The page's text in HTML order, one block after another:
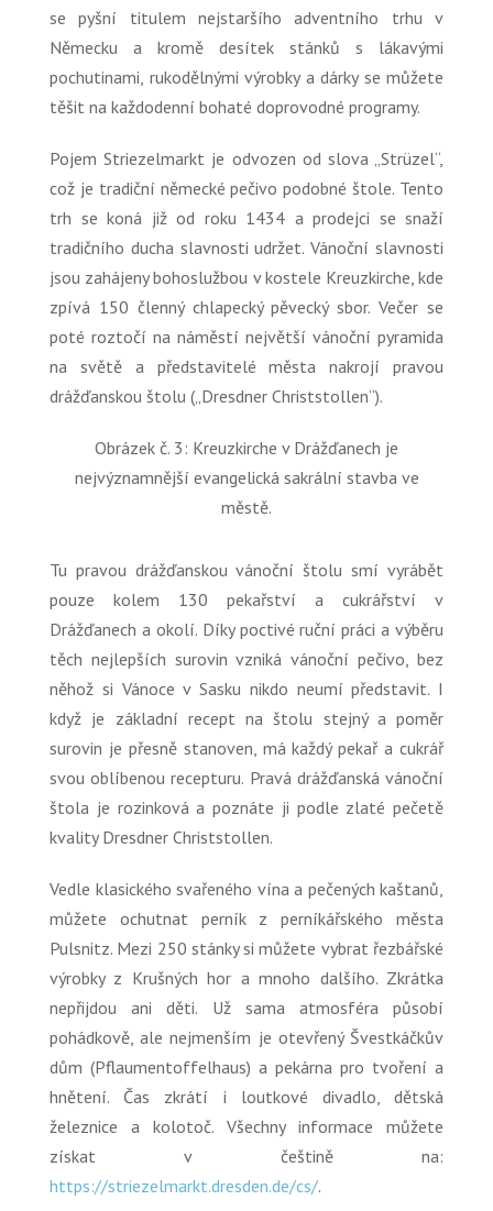
se pyšní titulem nejstaršího adventního trhu v
Německu a kromě desítek stánků s lákavými
pochutinami, rukodělnými výrobky a dárky se můžete
těšit na každodenní bohaté doprovodné programy.
Pojem Striezelmarkt je odvozen od slova „Strüzel“,
což je tradiční německé pečivo podobné štole. Tento
trh se koná již od roku 1434 a prodejci se snaží
tradičního ducha slavnosti udržet. Vánoční slavnosti
jsou zahájeny bohoslužbou v kostele Kreuzkirche, kde
zpívá 150 členný chlapecký pěvecký sbor. Večer se
poté roztočí na náměstí největší vánoční pyramida
na světě a představitelé města nakrojí pravou
drážďanskou štolu („Dresdner Christstollen“).
Obrázek č. 3: Kreuzkirche v Drážďanech je
nejvýznamnější evangelická sakrální stavba ve
městě.
Tu pravou drážďanskou vánoční štolu smí vyrábět
pouze kolem 130 pekařství a cukrářství v
Drážďanech a okolí. Díky poctivé ruční práci a výběru
těch nejlepších surovin vzniká vánoční pečivo, bez
něhož si Vánoce v Sasku nikdo neumí představit. I
když je základní recept na štolu stejný a poměr
surovin je přesně stanoven, má každý pekař a cukrář
svou oblíbenou recepturu. Pravá drážďanská vánoční
štola je rozinková a poznáte ji podle zlaté pečetě
kvality Dresdner Christstollen.
Vedle klasického svařeného vína a pečených kaštanů,
můžete ochutnat perník z perníkářského města
Pulsnitz. Mezi 250 stánky si můžete vybrat řezbářské
výrobky z Krušných hor a mnoho dalšího. Zkrátka
nepřijdou ani děti. Už sama atmosféra působí
pohádkově, ale nejmenším je otevřený Švestkáčkův
dům (Pflaumentoffelhaus) a pekárna pro tvoření a
hnětení. Čas zkrátí i loutkové divadlo, dětská
železnice a kolotoč. Všechny informace můžete
získat v češtině na:
https://striezelmarkt.dresden.de/cs/.